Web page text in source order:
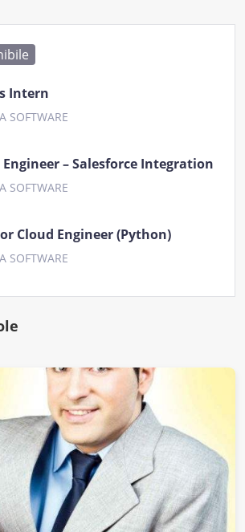
Intern
SOFTWARE
– Salesforce Integration
SOFTWARE
Cloud Engineer (Python)
SOFTWARE